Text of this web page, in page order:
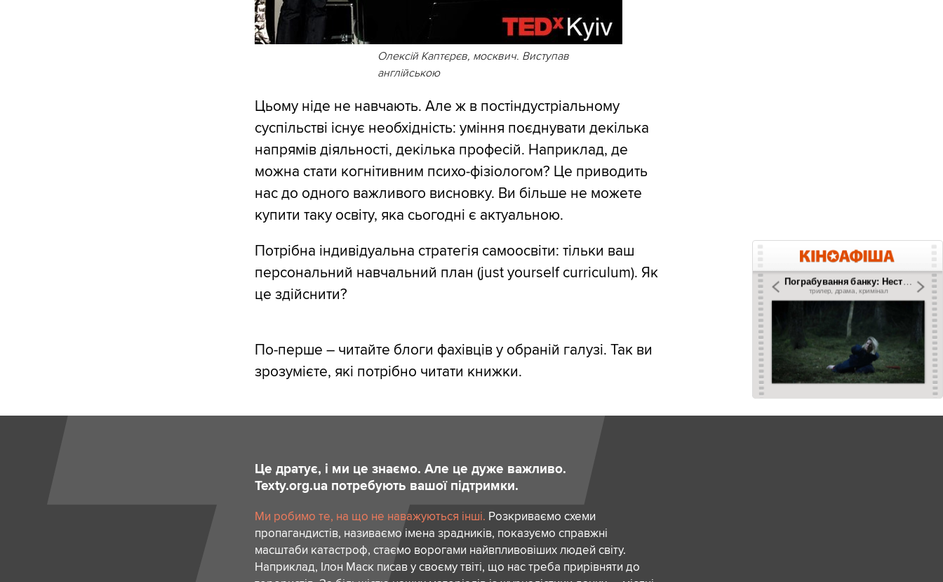
Олексій Каптєрєв, москвич. Виступав
англійською
Цьому ніде не навчають. Але ж в постіндустріальному
суспільстві існує необхідність: уміння поєднувати декілька
напрямів діяльності, декілька професій. Наприклад, де
можна стати когнітивним психо-фізіологом? Це приводить
нас до одного важливого висновку. Ви більше не можете
купити таку освіту, яка сьогодні є актуальною.
Потрібна індивідуальна стратегія самоосвіти: тільки ваш
персональний навчальний план (just yourself curriculum). Як
це здійснити?
По-перше – читайте блоги фахівців у обраній галузі. Так ви
зрозумієте, які потрібно читати книжки.
Це дратує, і ми це знаємо. Але це дуже важливо.
Texty.org.ua потребують вашої підтримки.
Ми робимо те, на що не наважуються інші. Розкриваємо схеми
пропагандистів, називаємо імена зрадників, показуємо справжні
масштаби катастроф, стаємо ворогами найвпливовіших людей світу.
Наприклад, Ілон Маск писав у своєму твіті, що нас треба прирівняти до